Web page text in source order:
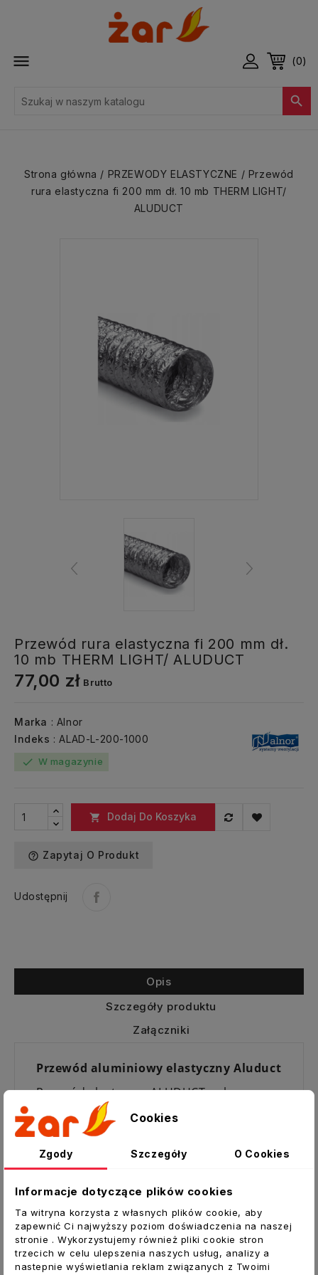
 (0)

Strona główna PRZEWODY ELASTYCZNE
Przewód
rura elastyczna fi 200 mm dł. 10 mb THERM LIGHT/
ALUDUCT
Przewód rura elastyczna fi 200 mm dł.
10 mb THERM LIGHT/ ALUDUCT
77,00 zł Brutto
Marka : Alnor
Indeks : ALAD-L-200-1000
check W magazynie
 Dodaj Do Koszyka
help_outline Zapytaj O Produkt
Udostępnij
Opis
Szczegóły produktu
Załączniki
Przewód aluminiowy elastyczny Aluduct
Przewód elastyczny ALUDUCT wykonany
jest w obudowie aluminiowo-poliestrowej
wzmocnionej spiralnie nawiniętym drutem
Stopień elastyczności (średnica
nawinięcia): Relatywnie do określonej
średnicy tj. Ok. 0,6 x średnica w mm
Zakres temperatur: - 20 ° C do + 140 ° C
Dopuszczalne podciśnienie: w zależności
od położenia przewodu.
Cookies
Zgody Szczegóły O Cookies
Informacje dotyczące plików cookies
Ta witryna korzysta z własnych plików cookie, aby
zapewnić Ci najwyższy poziom doświadczenia na naszej
stronie . Wykorzystujemy również pliki cookie stron
trzecich w celu ulepszenia naszych usług, analizy a
nastepnie wyświetlania reklam związanych z Twoimi